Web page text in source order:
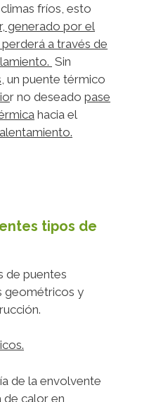
fríos, esto
generado por el
a través de
Sin
, un puente térmico
r no deseado pase
hacia el
tipos de
de puentes
geométricos y
de la envolvente
de calor en